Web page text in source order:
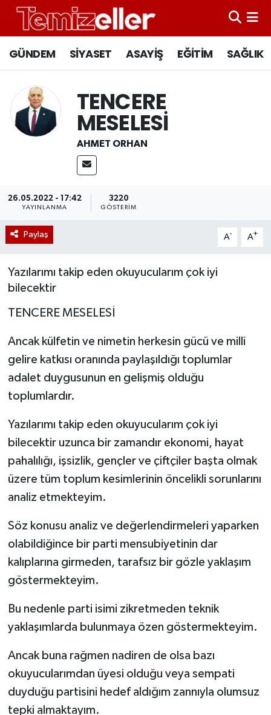
GÜNDEM SİYASET ASAYİŞ EĞİTİM SAĞLIK
TENCERE
MESELESİ
AHMET ORHAN
26.05.2022 - 17:42
YAYINLANMA
3220
GÖSTERIM
Paylaş A- A+
Yazılarımı takip eden okuyucularım çok iyi
bilecektir
TENCERE MESELESİ
Ancak külfetin ve nimetin herkesin gücü ve milli
gelire katkısı oranında paylaşıldığı toplumlar
adalet duygusunun en gelişmiş olduğu
toplumlardır.
Yazılarımı takip eden okuyucularım çok iyi
bilecektir uzunca bir zamandır ekonomi, hayat
pahalılığı, işsizlik, gençler ve çiftçiler başta olmak
üzere tüm toplum kesimlerinin öncelikli sorunlarını
analiz etmekteyim.
Söz konusu analiz ve değerlendirmeleri yaparken
olabildiğince bir parti mensubiyetinin dar
kalıplarına girmeden, tarafsız bir gözle yaklaşım
göstermekteyim.
Bu nedenle parti isimi zikretmeden teknik
yaklaşımlarda bulunmaya özen göstermekteyim.
Ancak buna rağmen nadiren de olsa bazı
okuyucularımdan üyesi olduğu veya sempati
duyduğu partisini hedef aldığım zannıyla olumsuz
tepki almaktayım.
CANLI YAYIN
ASAYİŞ
EĞİTİM
SİYASET
Hava Durumu
Süper Lig Puan Durumu ve Fikstür
Tüm Manşetler
Son Dakika Haberleri
Haber Arşivi